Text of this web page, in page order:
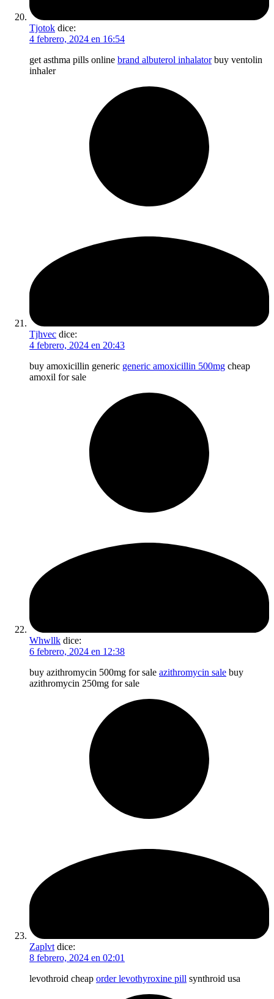
Tjotok dice:
4 febrero, 2024 en 16:54
get asthma pills online brand albuterol inhalatorbuy ventolin
inhaler
Tjhvec dice:
4 febrero, 2024 en 20:43
buy amoxicillin generic generic amoxicillin 500mg cheap
amoxil for sale
Whwllk dice:
6 febrero, 2024 en 12:38
buy azithromycin 500mg for sale azithromycin sale buy
azithromycin 250mg for sale
Zaplvt dice:
8 febrero, 2024 en 02:01
levothroid cheap order levothyroxine pill synthroid usa